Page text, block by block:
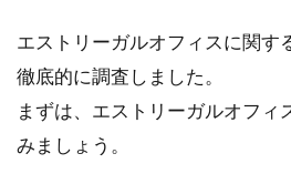
エストリーガルオフィスに関す
徹底的に調査しました。
まずは、エストリーガルオフィ
みましょう。